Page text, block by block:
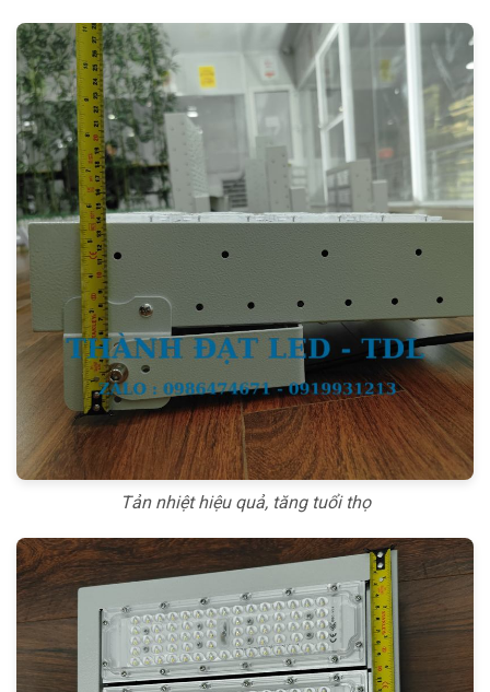
Tản nhiệt hiệu quả, tăng tuổi thọ